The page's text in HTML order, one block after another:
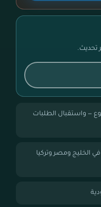
تحديث.
الأسبوع — واستقبال الطلبات
الخليج ومصر وتركيا